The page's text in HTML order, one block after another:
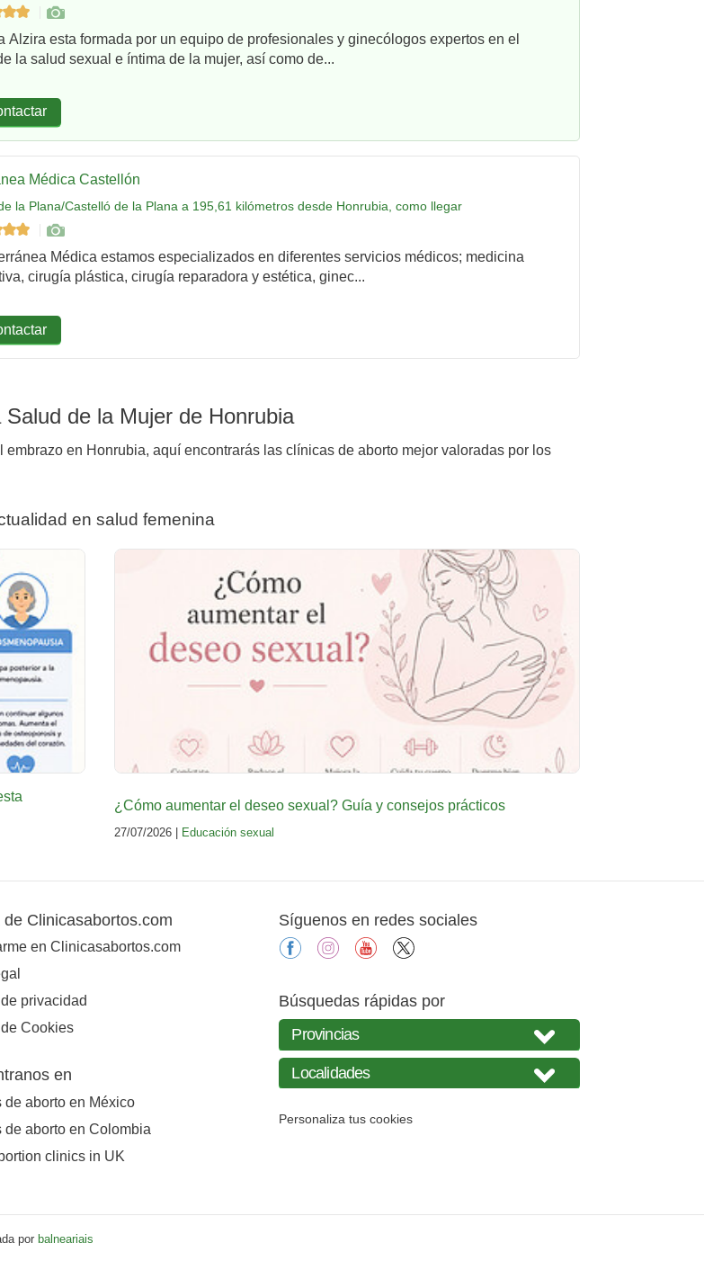
Alzira esta formada por un equipo de profesionales y ginecólogos expertos en el
la salud sexual e íntima de la mujer, así como de...
Médica Castellón
la Plana/Castelló de la Plana a 195,61 kilómetros desde Honrubia, como llegar
Médica estamos especializados en diferentes servicios médicos; medicina
cirugía plástica, cirugía reparadora y estética, ginec...
de la Mujer de Honrubia
en Honrubia, aquí encontrarás las clínicas de aborto mejor valoradas por los
en salud femenina
¿Cómo aumentar el deseo sexual? Guía y consejos prácticos
27/07/2026 | Educación sexual
de Clinicasabortos.com
en Clinicasabortos.com
privacidad
Cookies
en
de aborto en México
de aborto en Colombia
clinics in UK
Síguenos en redes sociales
facebookinstagramyoutube
Búsquedas rápidas por
Personaliza tus cookies
por balneariais